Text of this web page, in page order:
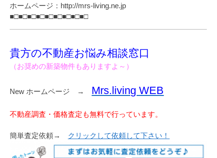
ホームページ：http://mrs-living.ne.jp
■□■□■□■□■□■□■□■□■□
貴方の不動産お悩み相談窓口
（お奨めの新築物件もありますよ～）
New ホームページ → Mrs.living WEB
不動産調査・価格査定も無料で行っています。
簡単査定依頼→ クリックして依頼して下さい！